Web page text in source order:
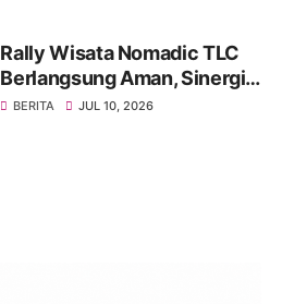
Rally Wisata Nomadic TLC
Berlangsung Aman, Sinergi
Polres Brebes dan Instansi
BERITA JUL 10, 2026